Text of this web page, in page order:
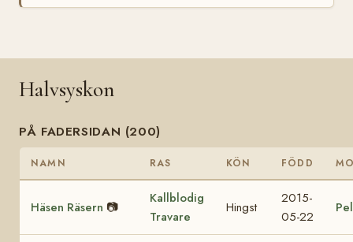
Halvsyskon
PÅ FADERSIDAN (200)
NAMN RAS KÖN FÖDD
Häsen Räsern 📷
Kallblodig
Travare
Hingst
2015-
05-22